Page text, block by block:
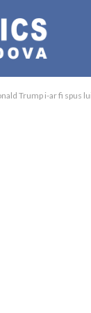
Trump i-ar fi spus